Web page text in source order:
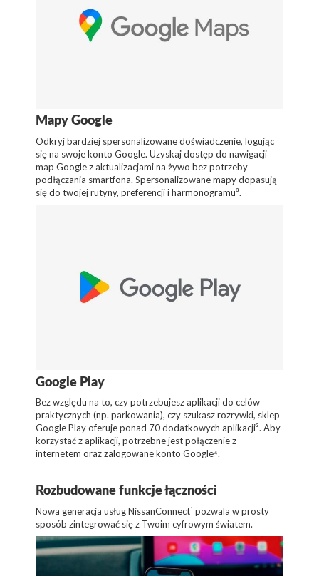
Mapy Google
Odkryj bardziej spersonalizowane doświadczenie, logując
się na swoje konto Google. Uzyskaj dostęp do nawigacji
map Google z aktualizacjami na żywo bez potrzeby
podłączania smartfona. Spersonalizowane mapy dopasują
się do twojej rutyny, preferencji i harmonogramu³.
Google Play
Bez względu na to, czy potrzebujesz aplikacji do celów
praktycznych (np. parkowania), czy szukasz rozrywki, sklep
Google Play oferuje ponad 70 dodatkowych aplikacji³. Aby
korzystać z aplikacji, potrzebne jest połączenie z
internetem oraz zalogowane konto Google⁴.
Rozbudowane funkcje łączności
Nowa generacja usług NissanConnect¹ pozwala w prosty
sposób zintegrować się z Twoim cyfrowym światem.